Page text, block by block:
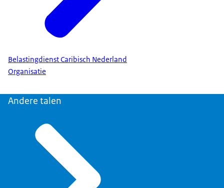
Belastingdienst Caribisch Nederland
Organisatie
Andere talen